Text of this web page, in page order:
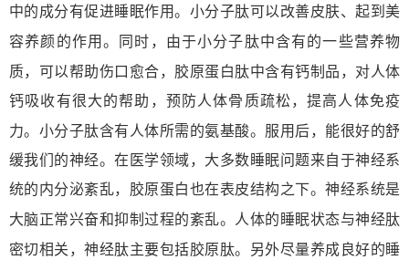
中的成分有促进睡眠作用。小分子肽可以改善皮肤、起到美
容养颜的作用。同时，由于小分子肽中含有的一些营养物
质，可以帮助伤口愈合，胶原蛋白肽中含有钙制品，对人体
钙吸收有很大的帮助，预防人体骨质疏松，提高人体免疫
力。小分子肽含有人体所需的氨基酸。服用后，能很好的舒
缓我们的神经。在医学领域，大多数睡眠问题来自于神经系
统的内分泌紊乱，胶原蛋白也在表皮结构之下。神经系统是
大脑正常兴奋和抑制过程的紊乱。人体的睡眠状态与神经肽
密切相关，神经肽主要包括胶原肽。另外尽量养成良好的睡